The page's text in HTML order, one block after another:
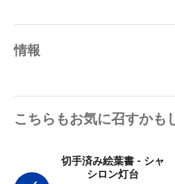
情報
こちらもお気に召すかも
切手済み絵葉書 - シャ
シロン灯台